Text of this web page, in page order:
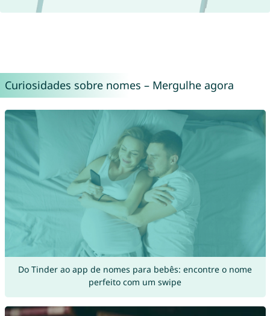
Curiosidades sobre nomes – Mergulhe agora
Do Tinder ao app de nomes para bebês: encontre o nome
perfeito com um swipe